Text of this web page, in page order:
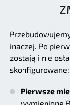
inaczej. Po
zostają i nie
skonfigurowane:
Pierwsze
wymienione